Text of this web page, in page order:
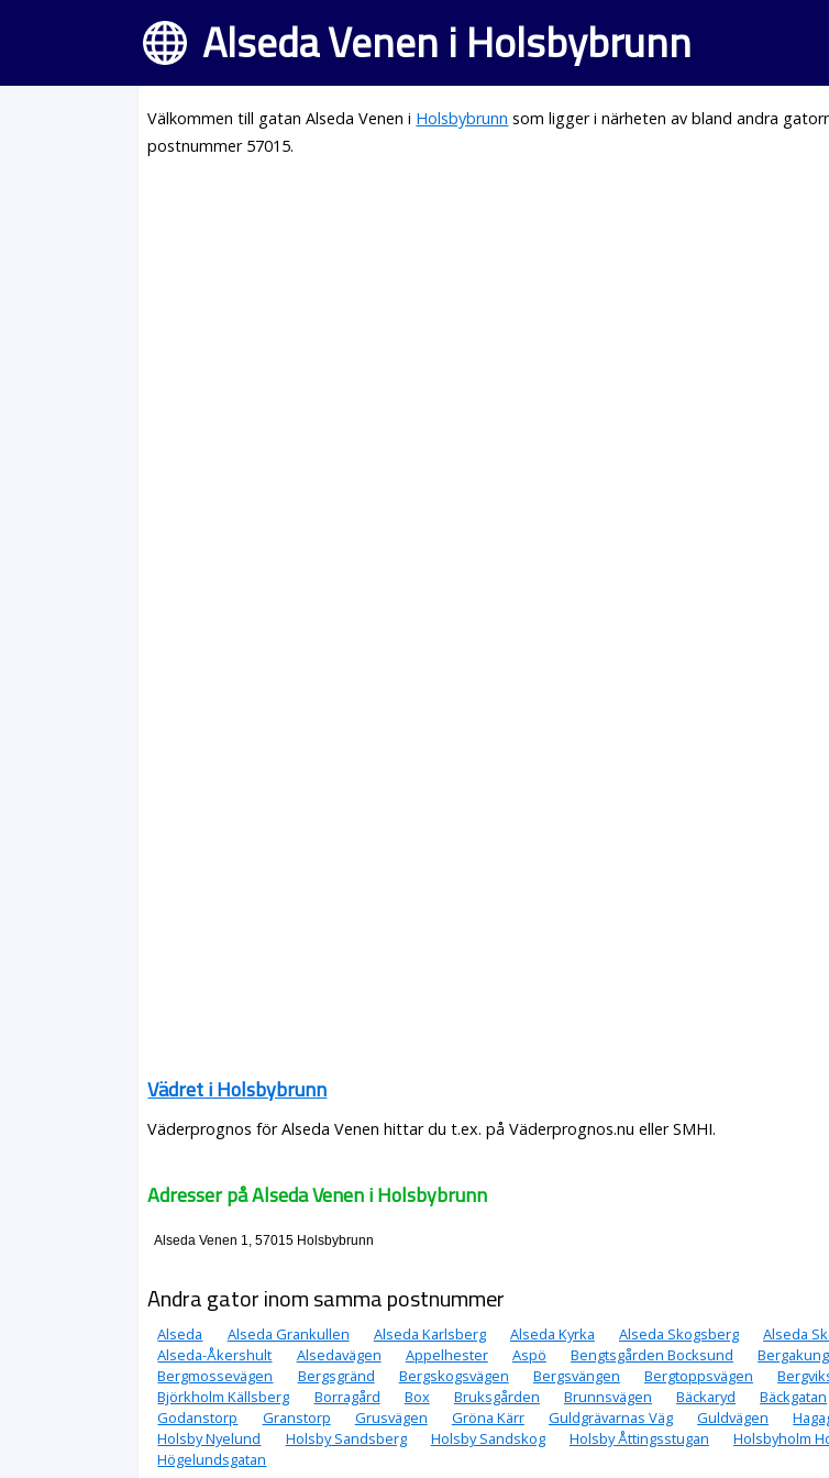
Alseda Venen i Holsbybrunn
Välkommen till gatan Alseda Venen i Holsbybrunn som ligger i närheten av bland andra
postnummer 57015.
Vädret i Holsbybrunn
Väderprognos för Alseda Venen hittar du t.ex. på Väderprognos.nu eller SMHI.
Adresser på Alseda Venen i Holsbybrunn
Alseda Venen 1, 57015 Holsbybrunn
Andra gator inom samma postnummer
Alseda Alseda Grankullen Alseda Karlsberg Alseda Kyrka Alseda Skogsberg Alseda
Alseda-Åkershult
Alsedavägen Appelhester Aspö Bengtsgården Bocksund
Bergmossevägen
Bergsgränd Bergskogsvägen Bergsvängen Bergtoppsvägen
Björkholm Källsberg
Borragård Box Bruksgården Brunnsvägen Bäckaryd Bäckgatan
Godanstorp
Granstorp Grusvägen Gröna Kärr Guldgrävarnas Väg Guldvägen
Holsby Nyelund
Holsby Sandsberg Holsby Sandskog Holsby Åttingsstugan Holsbyholm
Högelundsgatan